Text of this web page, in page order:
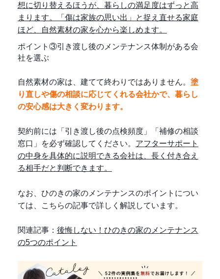
想に切り替えるほうが、暮らしの満足度はずっと高
まります。「傷は家族の思い出」と捉え直せる家庭
ほど、自然素材の家を心から楽しめます。
ポイント③引き渡し後のメンテナンス体制がある会
社を選ぶ
自然素材の家は、建てて終わりではありません。 塗
り直しや傷の相談に応じてくれる会社かで、暮らし
の安心感は大きく変わります。
契約前には「引き渡し後の点検頻度」「補修の相談
窓口」を必ず確認してください。 アフターサポート
の中身を具体的に説明できる会社は、長く付き合え
る相手だと判断できます。
なお、ひのきの家のメンテナンスのポイントについ
ては、こちらの記事で詳しく解説しています。
関連記事： 後悔しない！ひのきの家のメンテナンス
の5つのポイント